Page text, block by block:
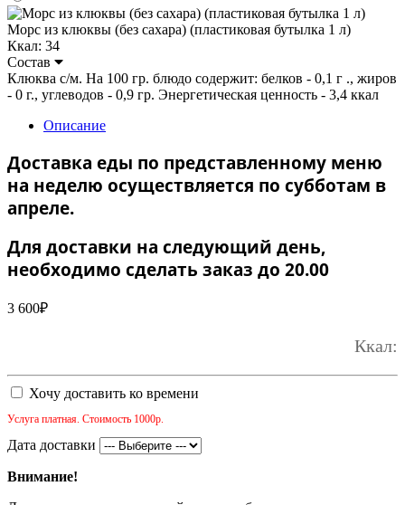
Морс из клюквы (без сахара) (пластиковая бутылка 1 л)
Ккал: 34
Состав
Клюква с/м. На 100 гр. блюдо содержит: белков - 0,1 г ., жиров
- 0 г., углеводов - 0,9 гр. Энергетическая ценность - 3,4 ккал
Описание
Доставка еды по представленному меню
на неделю осуществляется по субботам в
апреле.
Для доставки на следующий день,
необходимо сделать заказ до 20.00
3 600₽
Ккал:
Хочу доставить ко времени
Услуга платная. Стоимость 1000р.
Дата доставки
Внимание!